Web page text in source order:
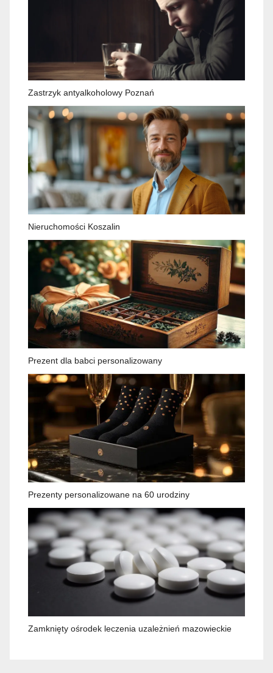
Zastrzyk antyalkoholowy Poznań
Nieruchomości Koszalin
Prezent dla babci personalizowany
Prezenty personalizowane na 60 urodziny
Zamknięty ośrodek leczenia uzależnień mazowieckie